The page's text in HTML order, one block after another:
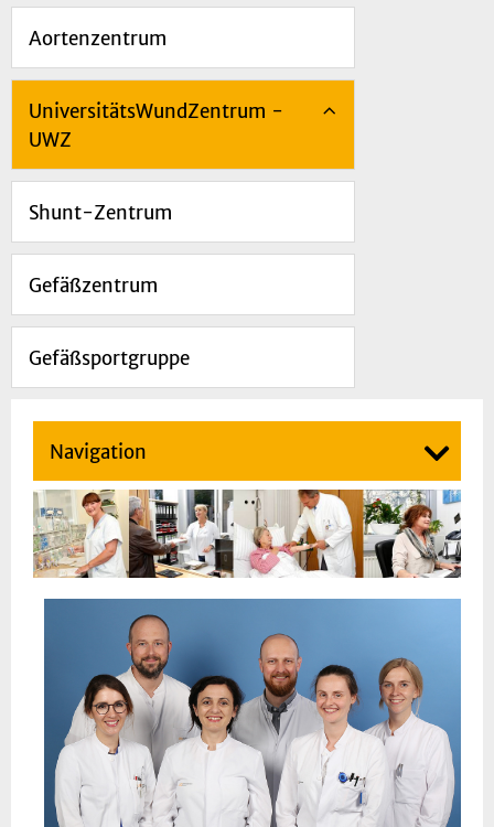
Aortenzentrum
UniversitätsWundZentrum -
UWZ
Shunt-Zentrum
Gefäßzentrum
Gefäßsportgruppe
Navigation